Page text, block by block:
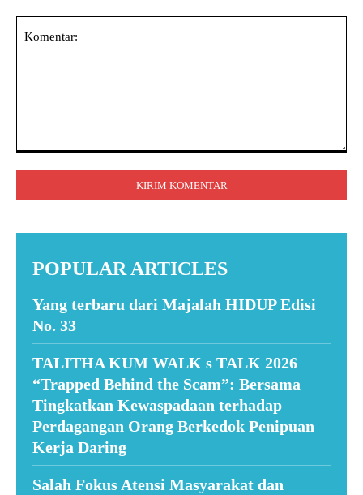
POPULAR ARTICLES
Yang terbaru dari Majalah HIDUP Edisi
No. 33
TALITHA KUM WALK s TALK 2026
“Trapped Behind the Scam”: Bersama
Tingkatkan Kewaspadaan terhadap
Perdagangan Orang Berkedok Penipuan
Kerja Daring
Salah Fokus Atensi Masyarakat dan